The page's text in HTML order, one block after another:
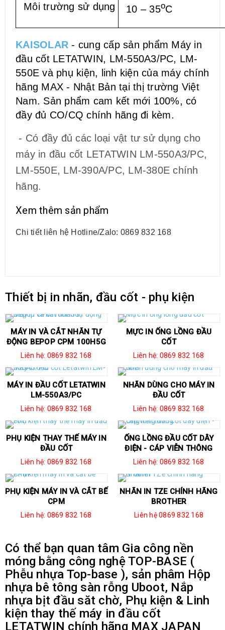
Môi trường sử dụng 10 – 35oC
KAISOLAR - cung cấp sản phẩm Máy in
đầu cốt LETATWIN, LM-550A3/PC, LM-
550E và phụ kiện, linh kiện của máy chính
hãng MAX - Nhật Bản tại thị trường Việt
Nam. Sản phẩm cam kết mới 100%, có
đầy đủ CO/CQ chính hãng đi kèm.
- Có đầy đủ các loại vật tư sử dụng cho
máy in đầu cốt LETATWIN LM-550A3/PC,
LM-550E, LM-390A/PC, LM-380E chính
hãng.
Xem thêm sản phẩm
Chi tiết liên hệ Hotline/Zalo: 0869 832 168
Thiết bị in nhãn, đầu cốt - phụ kiện
MÁY IN VÀ CẮT NHÃN TỰ
ĐỘNG BEPOP CPM 100H5G
Liên hệ: 0869 832 168
MỰC IN ỐNG LỒNG ĐẦU
CỐT
Liên hệ: 0869 832 168
MÁY IN ĐẦU CỐT LETATWIN
LM-550A3/PC
Liên hệ: 0869 832 168
NHÃN DÙNG CHO MÁY IN
ĐẦU CỐT
Liên hệ: 0869 832 168
PHỤ KIỆN THAY THẾ MÁY IN
ĐẦU CỐT
Liên hệ: 0869 832 168
ỐNG LỒNG ĐẦU CỐT DÂY
ĐIỆN - CÁP VIỄN THÔNG
Liên hệ: 0869 832 168
PHỤ KIỆN MÁY IN VÀ CẮT BẾ
CPM
Liên hệ: 0869 832 168
NHÃN IN TZE CHÍNH HÃNG
BROTHER
Liên hệ 0869 832 168
Có thể bạn quan tâm Gia công nền
móng bằng công nghệ TOP-BASE (
Phễu nhựa Top-base ), sản phâm Hộp
nhựa bê tông sàn rỗng Uboot, Nắp
nhựa bịt đầu săt chờ, Phụ kiện & Linh
kiện thay thế máy in đầu cốt
LETATWIN chính hãng MAX JAPAN